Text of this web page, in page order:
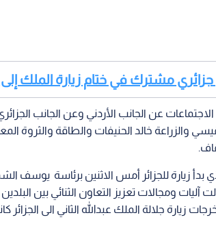
جزائري مشترك في ختام زيارة الملك إلى
عن الجانب الأردني وعن الجانب
والزراعة خالد الحنيفات والطاقة والثروة
بدأ زيارة للجزائر أمس الاثنين برئاسة
آليات ومجالات تعزيز التعاون الثنائي بين
زيارة جلالة الملك عبدالله الثاني الى الجزائر